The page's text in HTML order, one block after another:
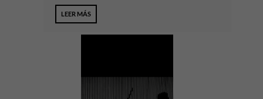
LEER MÁS